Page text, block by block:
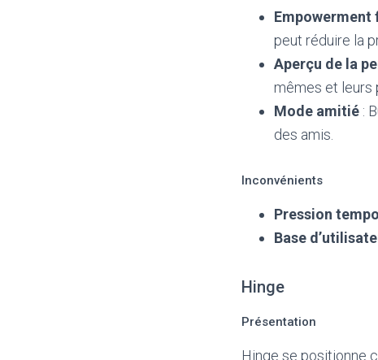
Empowerment
peut réduire la
Aperçu de la
mêmes et leurs
Mode amitié :
des amis.
Inconvénients
Pression
Base
Hinge
Présentation
Hinge se positionne